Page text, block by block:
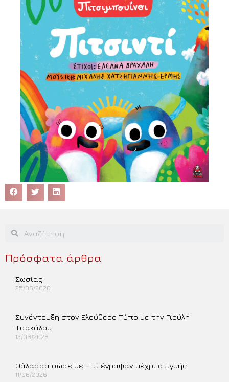
Πρόσφατα άρθρα
Σωσίας
25/06/2026
Συνέντευξη στον Ελεύθερο Τύπο με την Γιούλη
Τσακάλου
13/06/2026
Θάλασσα σώσε με – τι έγραψαν μέχρι στιγμής
11/06/2026